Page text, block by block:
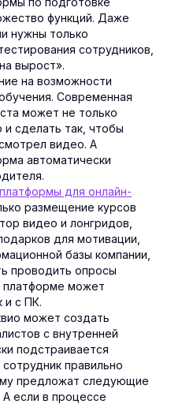
функций. Даже
нужны только
сотрудников,
вырост».
на возможности
Современная
может не только
сделать так, чтобы
видео. А
автоматически
платформы для онлайн-
размещение курсов
видео и лонгридов,
для мотивации,
базы компании,
проводить опросы
платформе может
и с ПК.
может создать
с внутренней
подстраивается
правильно
предложат следующие
если в процессе